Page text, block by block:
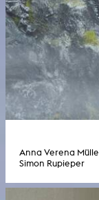
Anna Verena
Simon Rupieper